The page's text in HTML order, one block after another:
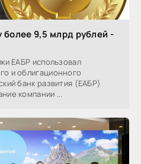
9,5 млрд рублей -
ЕАБР использовал
и облигационного
банк развития (ЕАБР)
компании ...